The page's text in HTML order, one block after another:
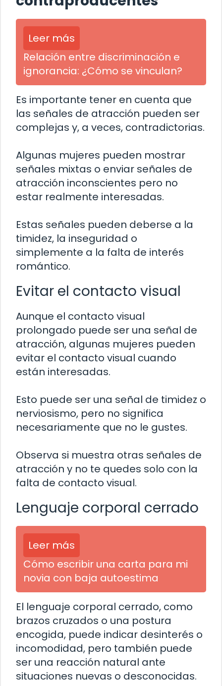
Leer más
Relación entre discriminación e
ignorancia: ¿Cómo se vinculan?
Es importante tener en cuenta que
las señales de atracción pueden ser
complejas y, a veces, contradictorias.
Algunas mujeres pueden mostrar
señales mixtas o enviar señales de
atracción inconscientes pero no
estar realmente interesadas.
Estas señales pueden deberse a la
timidez, la inseguridad o
simplemente a la falta de interés
romántico.
Evitar el contacto visual
Aunque el contacto visual
prolongado puede ser una señal de
atracción, algunas mujeres pueden
evitar el contacto visual cuando
están interesadas.
Esto puede ser una señal de timidez o
nerviosismo, pero no significa
necesariamente que no le gustes.
Observa si muestra otras señales de
atracción y no te quedes solo con la
falta de contacto visual.
Lenguaje corporal cerrado
Leer más
Cómo escribir una carta para mi
novia con baja autoestima
El lenguaje corporal cerrado, como
brazos cruzados o una postura
encogida, puede indicar desinterés o
incomodidad, pero también puede
ser una reacción natural ante
situaciones nuevas o desconocidas.